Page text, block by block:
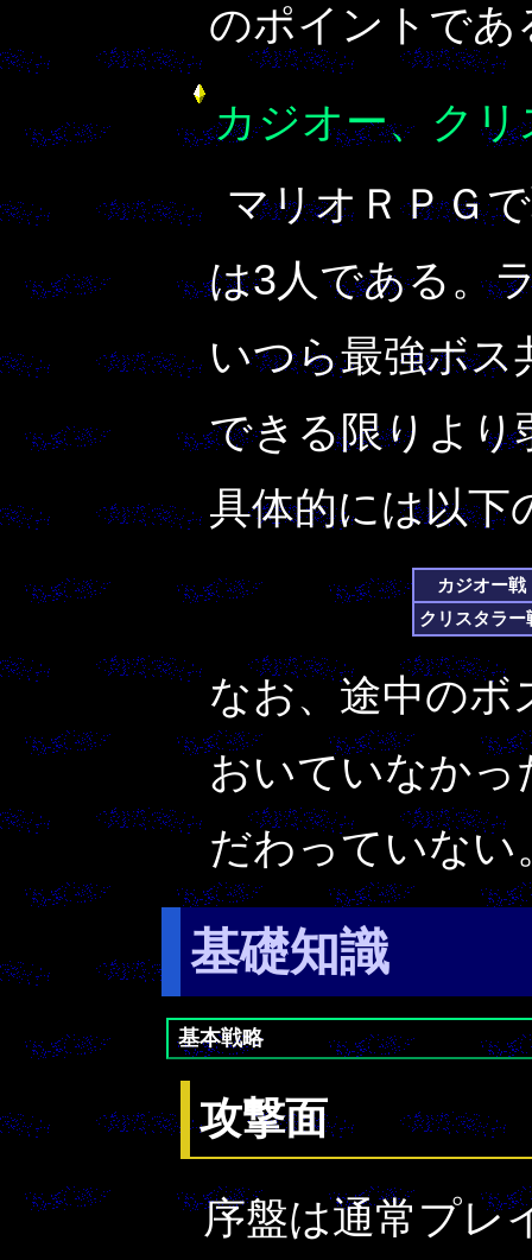
のポイントであ
カジオー、ク
マリオＲＰＧ
は3人である。
いつら最強ボス
できる限りより
具体的には以下
カジオー戦
クリスタラー
なお、途中のボ
おいていなか
だわっていない
基礎知識
基本戦略
攻撃面
序盤は通常プレ